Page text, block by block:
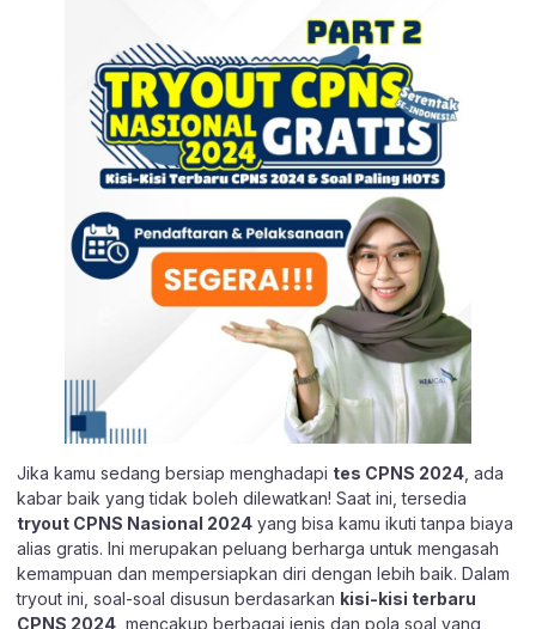
Jika kamu sedang bersiap menghadapi tes CPNS 2024 , ada
kabar baik yang tidak boleh dilewatkan! Saat ini, tersedia
tryout CPNS Nasional 2024 yang bisa kamu ikuti tanpa biaya
alias gratis. Ini merupakan peluang berharga untuk mengasah
kemampuan dan mempersiapkan diri dengan lebih baik. Dalam
tryout ini, soal-soal disusun berdasarkan kisi-kisi terbaru
CPNS 2024 , mencakup berbagai jenis dan pola soal yang